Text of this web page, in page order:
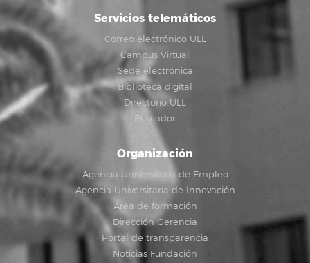
Servicios telemáticos
Correo electrónico ULL
Campus Virtual
Sede electrónica
Biblioteca digital
Directorio ULL
Buscador
Organización
Agencia Universitaria de Empleo
Agencia Universitaria de Innovación
Área de formación
Dirección Gerencia
Portal de transparencia
Noticias Fundación